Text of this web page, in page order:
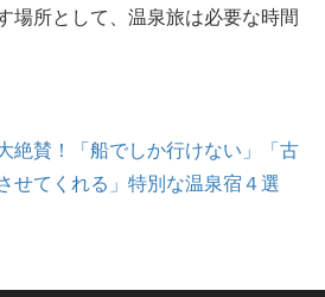
場所として、温泉旅は必要な時間
絶賛！「船でしか行けない」「古
せてくれる」特別な温泉宿４選